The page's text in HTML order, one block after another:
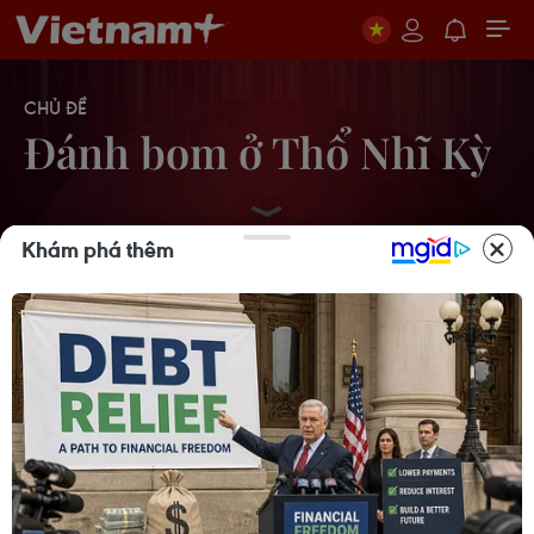
CHỦ ĐỀ
Đánh bom ở Thổ Nhĩ Kỳ
Hàng nghìn người biểu tình chống
khủng bố trên khắp Thổ Nhĩ Kỳ
19/12/2016 03:32
Thổ Nhĩ Kỳ bắt 7 người liên quan vụ
đánh bom xe buýt chở binh lính
Khám phá thêm